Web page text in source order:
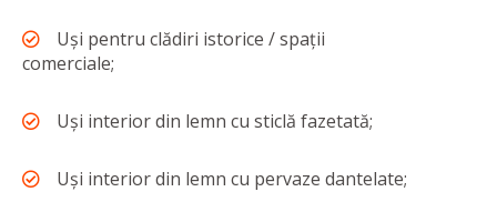
Uși pentru clădiri istorice / spații
comerciale;
Uși interior din lemn cu sticlă fazetată;
Uși interior din lemn cu pervaze dantelate;